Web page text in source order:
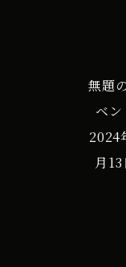
無題
ベン
2024
月13